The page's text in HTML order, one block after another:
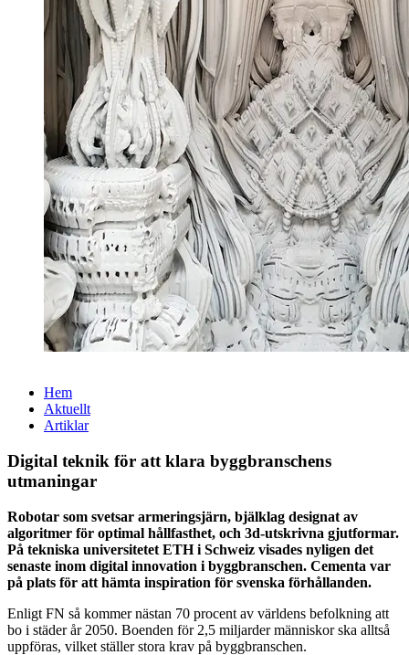
Hem
Aktuellt
Artiklar
Digital teknik för att klara byggbranschens
utmaningar
Robotar som svetsar armeringsjärn, bjälklag designat av
algoritmer för optimal hållfasthet, och 3d-utskrivna gjutformar.
På tekniska universitetet ETH i Schweiz visades nyligen det
senaste inom digital innovation i byggbranschen. Cementa var
på plats för att hämta inspiration för svenska förhållanden.
Enligt FN så kommer nästan 70 procent av världens befolkning att
bo i städer år 2050. Boenden för 2,5 miljarder människor ska alltså
uppföras, vilket ställer stora krav på byggbranschen.